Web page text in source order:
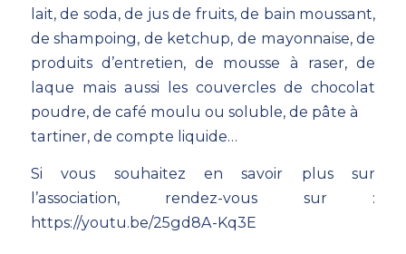
lait, de soda, de jus de fruits, de bain moussant,
de shampoing, de ketchup, de mayonnaise, de
produits d’entretien, de mousse à raser, de
laque mais aussi les couvercles de chocolat
poudre, de café moulu ou soluble, de pâte à
tartiner, de compte liquide…
Si vous souhaitez en savoir plus sur
l’association, rendez-vous sur :
https://youtu.be/25gd8A-Kq3E